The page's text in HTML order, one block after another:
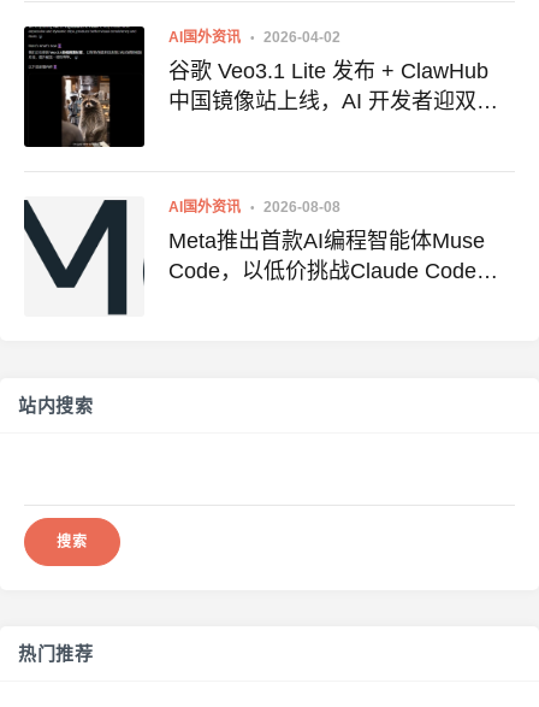
AI国外资讯 2026-04-02
谷歌 Veo3.1 Lite 发布 + ClawHub
中国镜像站上线，AI 开发者迎双重
AI国外资讯 2026-08-08
Meta推出首款AI编程智能体Muse
Code，以低价挑战Claude Code与
站内搜索
热门推荐